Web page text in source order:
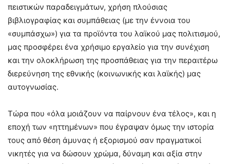
πειστικών παραδειγμάτων, χρήση πλούσιας
βιβλιογραφίας και συμπάθειας (με την έννοια του
«συμπάσχω») για τα προϊόντα του λαϊκού μας πολιτισμού,
μας προσφέρει ένα χρήσιμο εργαλείο για την συνέχιση
και την ολοκλήρωση της προσπάθειας για την περαιτέρω
διερεύνηση της εθνικής (κοινωνικής και λαϊκής) μας
αυτογνωσίας.
Τώρα που «όλα μοιάζουν να παίρνουν ένα τέλος», και η
εποχή των «ηττημένων» που έγραψαν όμως την ιστορία
τους από θέση άμυνας ή εξορισμού σαν πραγματικοί
νικητές για να δώσουν χρώμα, δύναμη και αξία στην